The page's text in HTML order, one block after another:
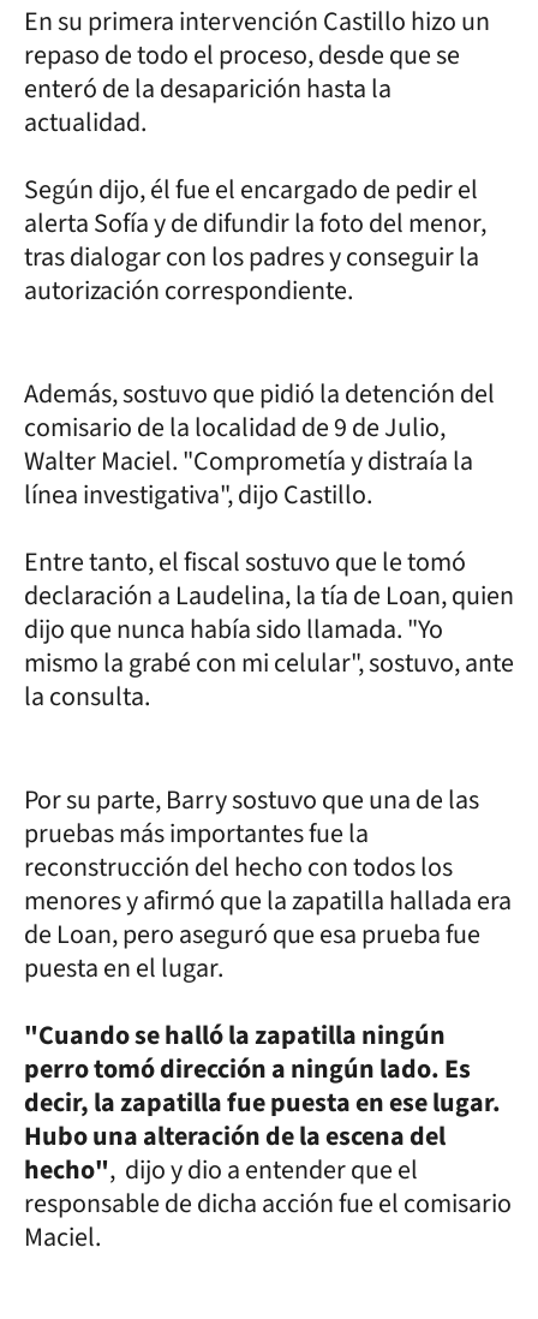
En su primera intervención Castillo hizo un
repaso de todo el proceso, desde que se
enteró de la desaparición hasta la
actualidad.
Según dijo, él fue el encargado de pedir el
alerta Sofía y de difundir la foto del menor,
tras dialogar con los padres y conseguir la
autorización correspondiente.
Además, sostuvo que pidió la detención del
comisario de la localidad de 9 de Julio,
Walter Maciel. "Comprometía y distraía la
línea investigativa", dijo Castillo.
Entre tanto, el fiscal sostuvo que le tomó
declaración a Laudelina, la tía de Loan, quien
dijo que nunca había sido llamada. "Yo
mismo la grabé con mi celular", sostuvo, ante
la consulta.
Por su parte, Barry sostuvo que una de las
pruebas más importantes fue la
reconstrucción del hecho con todos los
menores y afirmó que la zapatilla hallada era
de Loan, pero aseguró que esa prueba fue
puesta en el lugar.
"Cuando se halló la zapatilla ningún
perro tomó dirección a ningún lado. Es
decir, la zapatilla fue puesta en ese lugar.
Hubo una alteración de la escena del
hecho", dijo y dio a entender que el
responsable de dicha acción fue el comisario
Maciel.